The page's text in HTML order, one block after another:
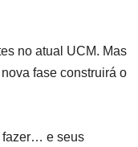
no atual UCM. Mas
fase construirá o
fazer… e seus